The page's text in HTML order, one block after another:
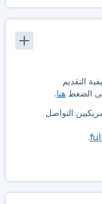
التقديم
الضغط هنا.
التواصل
.